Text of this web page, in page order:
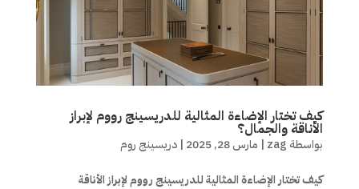
كيف تختار الإضاءة المثالية للدريسينج رووم لإبراز
الأناقة والجمال؟
بواسطة zag
| مارس 28, 2025 | دريسينج روم
كيف تختار الإضاءة المثالية للدريسينج رووم لإبراز الأناقة